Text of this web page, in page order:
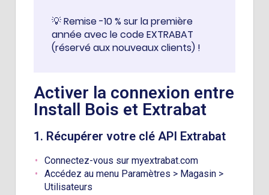
💡 Remise -10 % sur la première
année avec le code EXTRABAT
(réservé aux nouveaux clients) !
Activer la connexion entre
Install Bois et Extrabat
1. Récupérer votre clé API Extrabat
Connectez-vous sur myextrabat.com
Accédez au menu Paramètres > Magasin >
Utilisateurs